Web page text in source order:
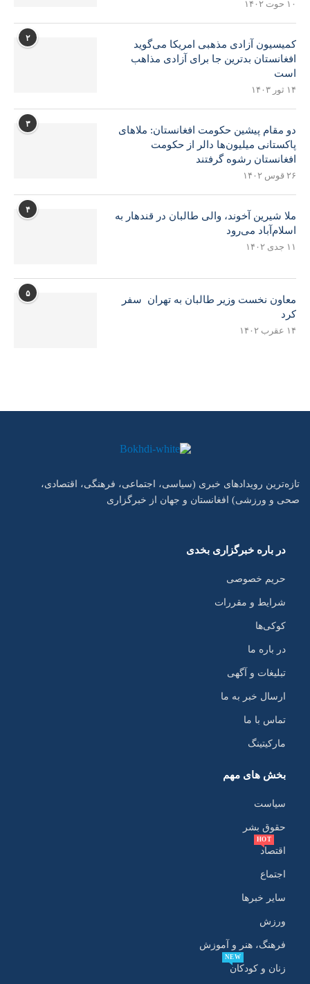
۱۰ حوت ۱۴۰۲
۲
کمیسیون آزادی مذهبی امریکا می‌گوید
افغانستان بدترین جا برای آزادی مذاهب
است
۱۴ ثور ۱۴۰۳
۳
دو مقام پیشین حکومت افغانستان: ملاهای
پاکستانی میلیون‌ها دالر از حکومت
افغانستان رشوه گرفتند
۲۶ قوس ۱۴۰۲
۴
ملا شیرین آخوند، والی طالبان در قندهار به
اسلام‌آباد می‌رود
۱۱ جدی ۱۴۰۲
۵
معاون نخست وزیر طالبان به تهران سفر
کرد
۱۴ عقرب ۱۴۰۲
تازه‌ترین رویدادهای خبری (سیاسی، اجتماعی، فرهنگی، اقتصادی،
صحی و ورزشی) افغانستان و جهان از خبرگزاری
در باره خبرگزاری بخدی
حریم خصوصی
شرایط و مقررات
کوکی‌ها
در باره ما
تبلیغات و آگهی
ارسال خبر به ما
تماس با ما
مارکیتینگ
بخش های مهم
سیاست
حقوق بشر
اقتصاد
HOT
اجتماع
سایر خبرها
ورزش
فرهنگ، هنر و آموزش
زنان و کودکان
NEW